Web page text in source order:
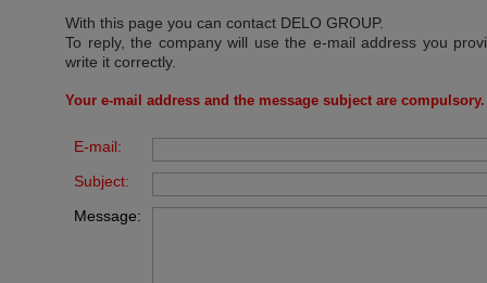
With this page you can contact DELO GROUP.
To reply, the company will use the e-mail address you
write it correctly.
Your e-mail address and the message subject are compulsory.
E-mail:
Subject:
Message: